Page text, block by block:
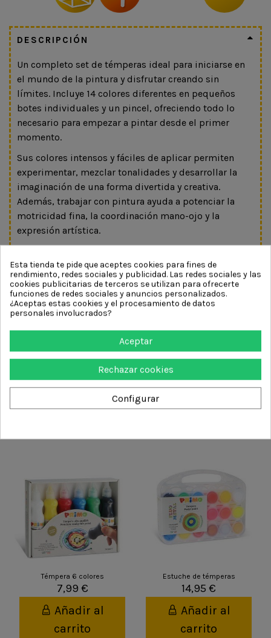
DESCRIPCIÓN
Un completo set de témperas ideal para iniciarse en
el mundo de la pintura y disfrutar creando sin
límites. Incluye 14 colores diferentes en pequeños
botes individuales y un pincel, ofreciendo todo lo
necesario para empezar a pintar desde el primer
momento.
Sus colores intensos y fáciles de aplicar permiten
experimentar, mezclar tonalidades y desarrollar la
imaginación de una forma divertida y creativa.
Además, trabajar con pintura ayuda a potenciar la
motricidad fina, la coordinación mano-ojo y la
expresión artística.
tardes creativas en casa o pequeños artistas que
disfrutan explorando el color y las texturas.
✨ Una propuesta sencilla y muy versátil para
acompañar horas de juego creativo y aprendizaje a
través del arte.
DETALLES DEL PRODUCTO
Témpera 6 colores
7,99 €
Añadir al
carrito
Estuche de témperas
14,95 €
Añadir al
carrito
Esta tienda te pide que aceptes cookies para fines de
rendimiento, redes sociales y publicidad. Las redes sociales y las
cookies publicitarias de terceros se utilizan para ofrecerte
funciones de redes sociales y anuncios personalizados.
¿Aceptas estas cookies y el procesamiento de datos
personales involucrados?
Aceptar
Rechazar cookies
Configurar